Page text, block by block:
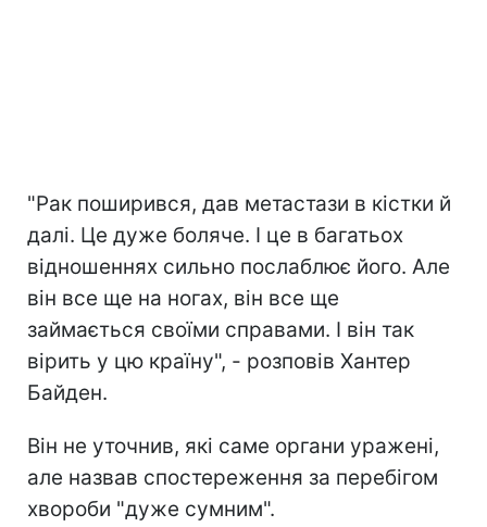
"Рак поширився, дав метастази в кістки й
далі. Це дуже боляче. І це в багатьох
відношеннях сильно послаблює його. Але
він все ще на ногах, він все ще
займається своїми справами. І він так
вірить у цю країну", - розповів Хантер
Байден.
Він не уточнив, які саме органи уражені,
але назвав спостереження за перебігом
хвороби "дуже сумним".